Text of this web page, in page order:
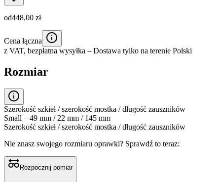
od448,00 zł
Cena łączna
z VAT, bezpłatna wysyłka – Dostawa tylko na terenie Polski
Rozmiar
Szerokość szkieł / szerokość mostka / długość zauszników
Small – 49 mm / 22 mm / 145 mm
Szerokość szkieł / szerokość mostka / długość zauszników
Nie znasz swojego rozmiaru oprawki? Sprawdź to teraz:
Rozpocznij pomiar